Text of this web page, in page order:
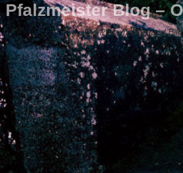
Pfalzmeister Blog –
Die Pfalz in Wort und Bild